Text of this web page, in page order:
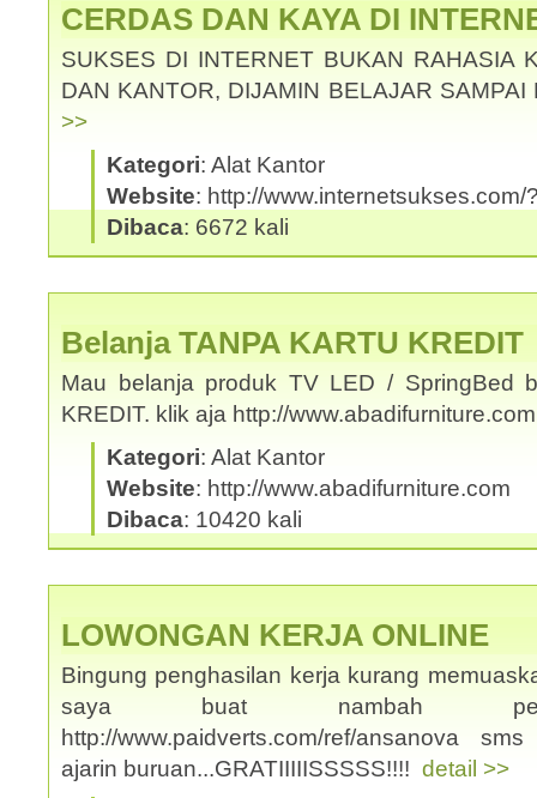
CERDAS DAN KAYA DI
SUKSES DI INTERNET BUKAN RAHASIA
DAN KANTOR, DIJAMIN BELAJAR
>>
Kategori: Alat Kantor
Website: http://www.internetsukses.com/
Dibaca: 6672 kali
Belanja TANPA KARTU KREDIT
Mau belanja produk TV LED / SpringBed
KREDIT. klik aja http://
Kategori: Alat Kantor
Website: http://www.abadifurniture.com
Dibaca: 10420 kali
LOWONGAN KERJA ONLINE
Bingung penghasilan kerja kurang
saya buat nambah
http://www.paidverts.com/ref/ansanova
ajarin buruan...GRATIIIIISSSSS!!!! detail >>